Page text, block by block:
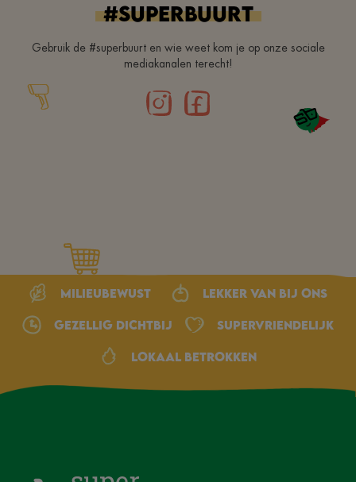
#superbuurt
Gebruik de #superbuurt en wie weet kom je op onze sociale
mediakanalen terecht!
Milieubewust Lekker van bij ons
Gezellig dichtbij Supervriendelijk
Lokaal betrokken